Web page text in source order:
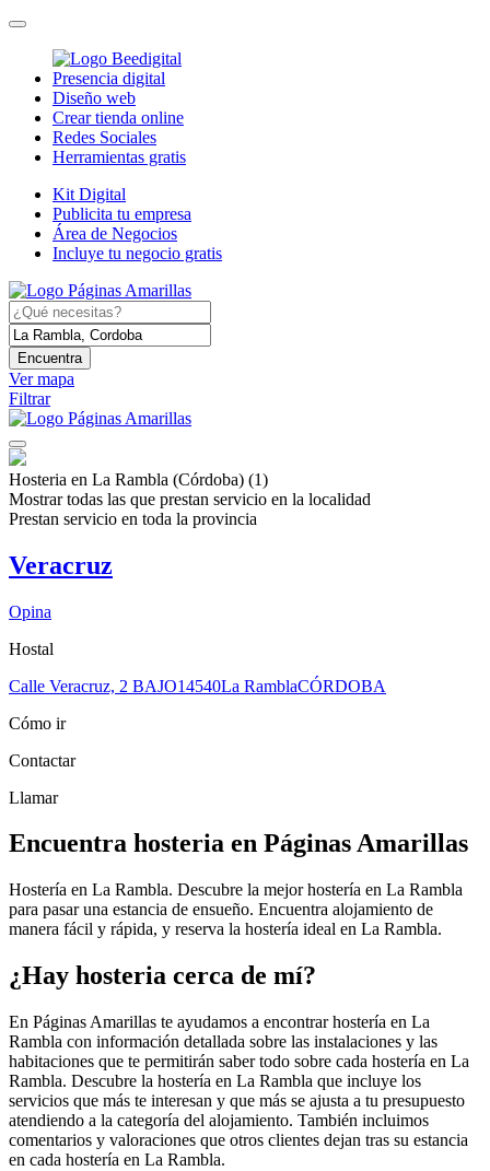
Presencia digital
Diseño web
Crear tienda online
Redes Sociales
Herramientas gratis
Kit Digital
Publicita tu empresa
Área de Negocios
Incluye tu negocio gratis
Encuentra
Ver mapa
Filtrar
Hosteria en La Rambla (Córdoba) (1)
Mostrar todas las que prestan servicio en la localidad
Prestan servicio en toda la provincia
Veracruz
Opina
Hostal
Calle Veracruz, 2 BAJO14540La RamblaCÓRDOBA
Cómo ir
Contactar
Llamar
Encuentra hosteria en Páginas Amarillas
Hostería en La Rambla. Descubre la mejor hostería en La Rambla
para pasar una estancia de ensueño. Encuentra alojamiento de
manera fácil y rápida, y reserva la hostería ideal en La Rambla.
¿Hay hosteria cerca de mí?
En Páginas Amarillas te ayudamos a encontrar hostería en La
Rambla con información detallada sobre las instalaciones y las
habitaciones que te permitirán saber todo sobre cada hostería en La
Rambla. Descubre la hostería en La Rambla que incluye los
servicios que más te interesan y que más se ajusta a tu presupuesto
atendiendo a la categoría del alojamiento. También incluimos
comentarios y valoraciones que otros clientes dejan tras su estancia
en cada hostería en La Rambla.